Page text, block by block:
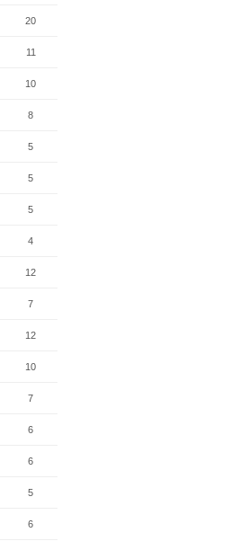
20
11
10
8
5
5
5
4
12
7
12
10
7
6
6
5
6